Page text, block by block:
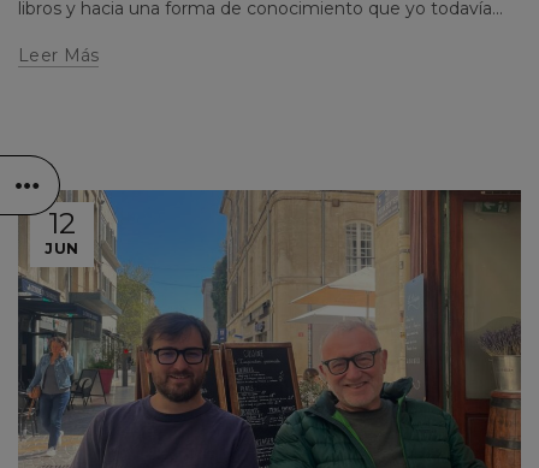
libros y hacia una forma de conocimiento que yo todavía...
Leer Más
12
JUN